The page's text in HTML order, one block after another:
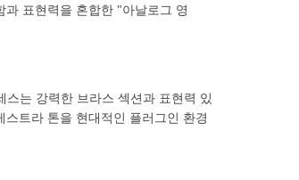
표현력을 혼합한 "아날로그 영
는 강력한 브라스 섹션과 표현력 있
트라 톤을 현대적인 플러그인 환경